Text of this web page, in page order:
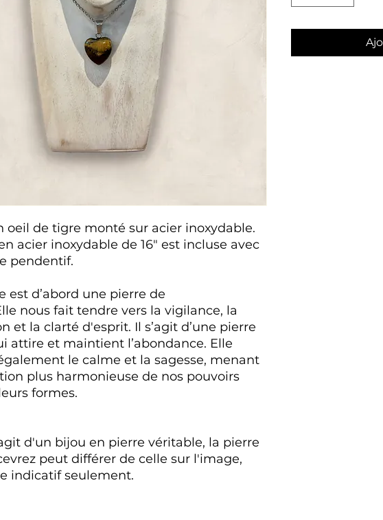
oeil de tigre monté sur acier inoxydable.
acier inoxydable de 16" est incluse avec
pendentif.
est d’abord une pierre de
nous fait tendre vers la vigilance, la
et la clarté d'esprit. Il s’agit d’une pierre
attire et maintient l’abondance. Elle
le calme et la sagesse, menant
plus harmonieuse de nos pouvoirs
formes.
d'un bijou en pierre véritable, la pierre
peut différer de celle sur l'image,
indicatif seulement.